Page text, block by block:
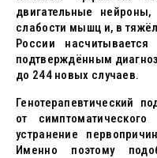
двигательные
слабости мышц и, в
России
подтверждённым
до 244 новых случаев.
Генотерапевтический
от
устранение
Именно поэтому